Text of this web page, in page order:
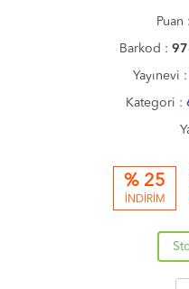
Puan :
Barkod :
Yayınevi :
Kategori :
% 25
İNDİRİM